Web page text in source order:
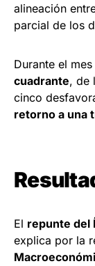
alineación
parcial de los
Durante el
cuadrante, de
cinco
retorno a una
El repunte del
explica por la